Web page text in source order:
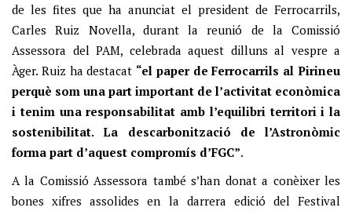
de les fites que ha anunciat el president de Ferrocarrils,
Carles Ruiz Novella, durant la reunió de la Comissió
Assessora del PAM, celebrada aquest dilluns al vespre a
Àger. Ruiz ha destacat “el paper de Ferrocarrils al Pirineu
perquè som una part important de l’activitat econòmica
i tenim una responsabilitat amb l’equilibri territori i la
sostenibilitat. La descarbonització de l’Astronòmic
forma part d’aquest compromís d’FGC”.
A la Comissió Assessora també s’han donat a conèixer les
bones xifres assolides en la darrera edició del Festival